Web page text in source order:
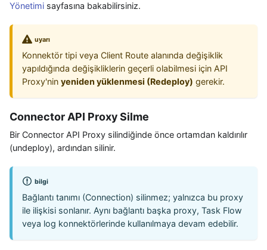
Yönetimi sayfasına bakabilirsiniz.
uyarı
Konnektör tipi veya Client Route alanında değişiklik
yapıldığında değişikliklerin geçerli olabilmesi için API
Proxy'nin yeniden yüklenmesi (Redeploy) gerekir.
Connector API Proxy Silme
Bir Connector API Proxy silindiğinde önce ortamdan kaldırılır
(undeploy), ardından silinir.
bilgi
Bağlantı tanımı (Connection) silinmez; yalnızca bu proxy
ile ilişkisi sonlanır. Aynı bağlantı başka proxy, Task Flow
veya log konnektörlerinde kullanılmaya devam edebilir.